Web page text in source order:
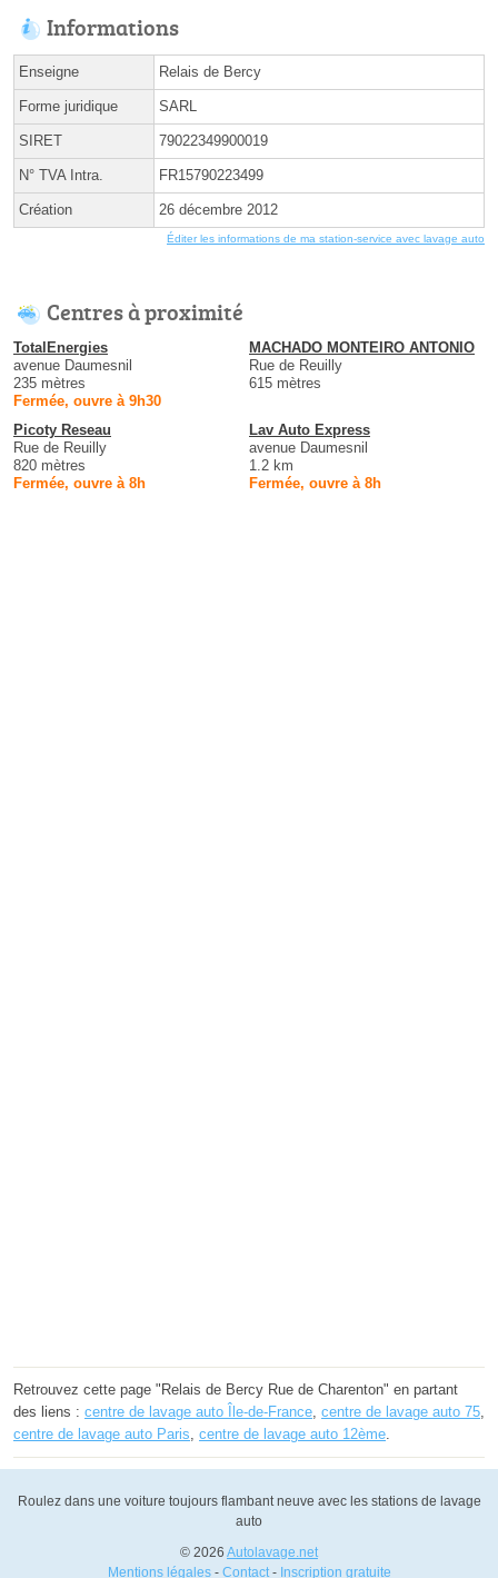
Informations
Enseigne Relais de Bercy
Forme juridique SARL
SIRET 79022349900019
N° TVA Intra. FR15790223499
Création 26 décembre 2012
Éditer les informations de ma station-service avec lavage auto
Centres à proximité
TotalEnergies
avenue Daumesnil
235 mètres
Fermée, ouvre à 9h30
MACHADO MONTEIRO ANTONIO
Rue de Reuilly
615 mètres
Picoty Reseau
Rue de Reuilly
820 mètres
Fermée, ouvre à 8h
Lav Auto Express
avenue Daumesnil
1.2 km
Fermée, ouvre à 8h
Retrouvez cette page "Relais de Bercy Rue de Charenton" en partant
des liens : centre de lavage auto Île-de-France centre de lavage auto 75
centre de lavage auto Paris centre de lavage auto 12ème
Roulez dans une voiture toujours flambant neuve avec les stations de lavage
auto
© 2026 Autolavage.net
Mentions légales- Contact- Inscription gratuite